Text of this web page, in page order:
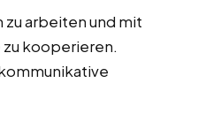
zu arbeiten und mit
zu kooperieren.